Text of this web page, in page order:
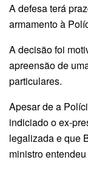
A defesa terá
armamento à
A decisão foi
apreensão de
particulares.
Apesar de a
indiciado o ex-
legalizada e que
ministro